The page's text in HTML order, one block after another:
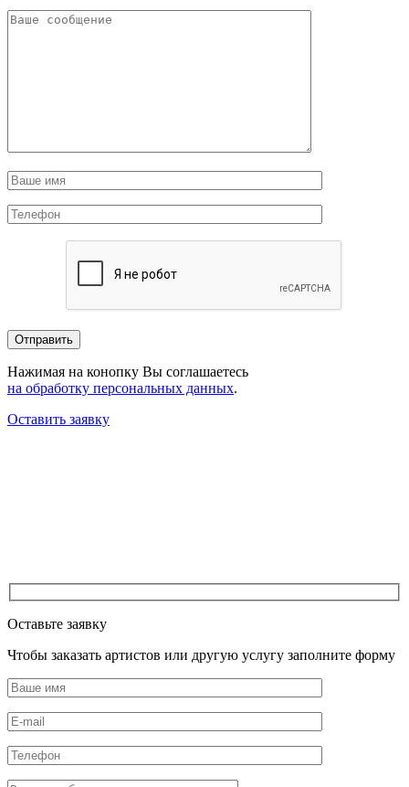
Нажимая на конопку Вы соглашаетесь
на обработку персональных данных.
Оставить заявку
Оставьте заявку
Чтобы заказать артистов или другую услугу заполните форму